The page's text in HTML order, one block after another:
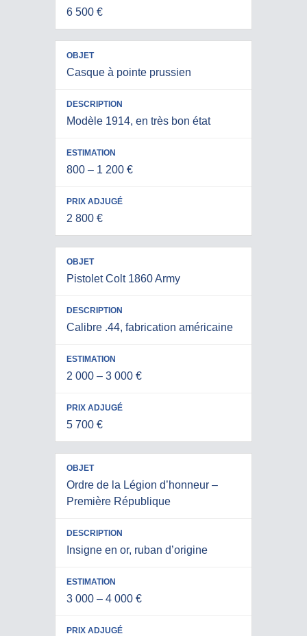
6 500 €
Casque à pointe prussien
Modèle 1914, en très bon état
800 – 1 200 €
2 800 €
Pistolet Colt 1860 Army
Calibre .44, fabrication américaine
2 000 – 3 000 €
5 700 €
Ordre de la Légion d’honneur –
Première République
Insigne en or, ruban d’origine
3 000 – 4 000 €